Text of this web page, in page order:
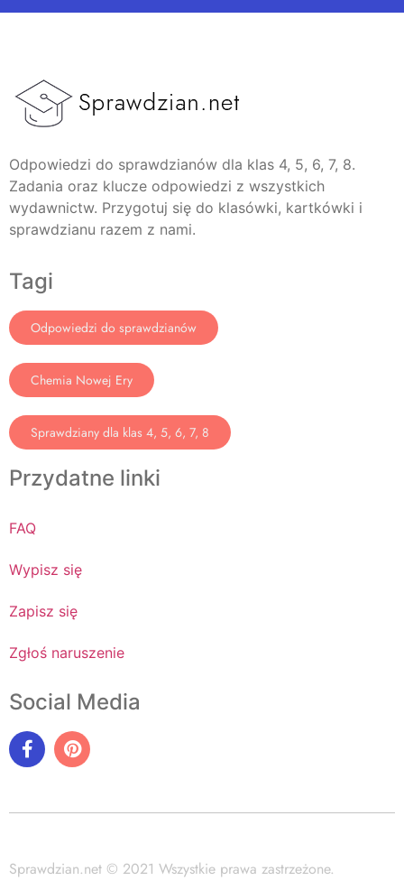
Odpowiedzi do sprawdzianów dla klas 4, 5, 6, 7, 8.
Zadania oraz klucze odpowiedzi z wszystkich
wydawnictw. Przygotuj się do klasówki, kartkówki i
sprawdzianu razem z nami.
Tagi
Odpowiedzi do sprawdzianów
Chemia Nowej Ery
Sprawdziany dla klas 4, 5, 6, 7, 8
Przydatne linki
FAQ
Wypisz się
Zapisz się
Zgłoś naruszenie
Social Media
Sprawdzian.net © 2021 Wszystkie prawa zastrzeżone.